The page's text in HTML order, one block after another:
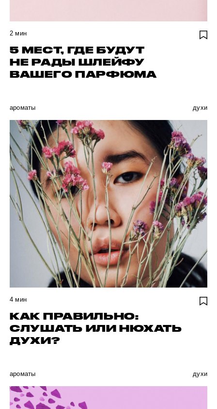
2 мин
5 МЕСТ, ГДЕ БУДУТ
НЕ РАДЫ ШЛЕЙФУ
ВАШЕГО ПАРФЮМА
ароматы духи
4 мин
КАК ПРАВИЛЬНО:
СЛУШАТЬ ИЛИ НЮХАТЬ
ДУХИ?
ароматы духи